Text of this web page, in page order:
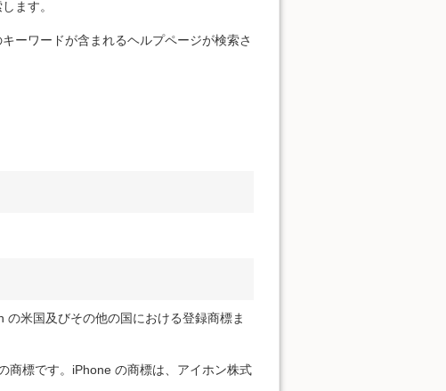
ます。
ーワードが含まれるヘルプページが検索さ
米国及びその他の国における登録商標ま
商標です。iPhone の商標は、アイホン株式